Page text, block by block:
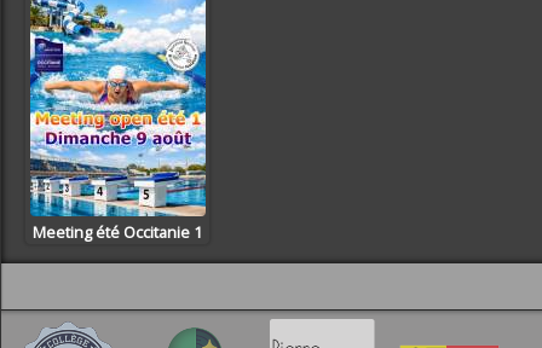
Meeting été Occitanie 1